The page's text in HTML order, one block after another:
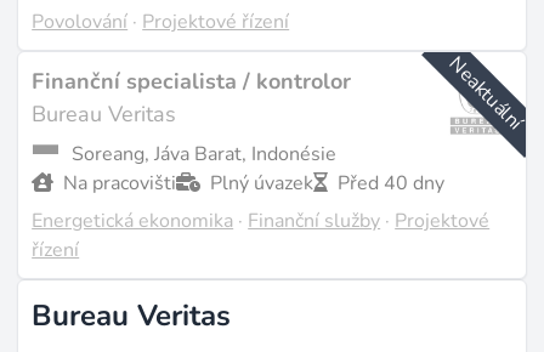
Povolování · Projektové řízení
Neaktuální
Finanční specialista / kontrolor
Bureau Veritas
Soreang, Jáva Barat, Indonésie
Na pracovišti
Plný úvazek
Před 40 dny
Energetická ekonomika · Finanční služby · Projektové
řízení
Bureau Veritas